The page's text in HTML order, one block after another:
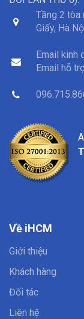
Về iHCM
Giới thiệu
Khách hàng
Đối tác
Liên hệ
Tầng 2 tòa
Giấy, Hà
Email kinh
Email hỗ